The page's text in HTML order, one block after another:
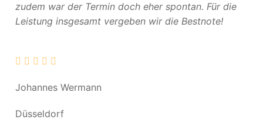
zudem war der Termin doch eher spontan. Für die
Leistung insgesamt vergeben wir die Bestnote!
Johannes Wermann
Düsseldorf